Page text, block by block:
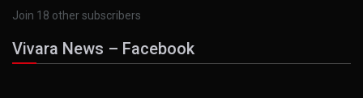
Join 18 other subscribers
Vivara News – Facebook